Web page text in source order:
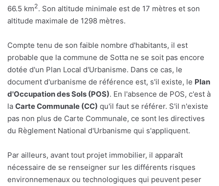
66.5 km2. Son altitude minimale est de 17 mètres et son
altitude maximale de 1298 mètres.
Compte tenu de son faible nombre d'habitants, il est
probable que la commune de Sotta ne se soit pas encore
dotée d'un Plan Local d'Urbanisme. Dans ce cas, le
document d'urbanisme de référence est, s'il existe, le Plan
d'Occupation des Sols (POS). En l'absence de POS, c'est à
la Carte Communale (CC) qu'il faut se référer. S'il n'existe
pas non plus de Carte Communale, ce sont les directives
du Règlement National d'Urbanisme qui s'appliquent.
Par ailleurs, avant tout projet immobilier, il apparaît
nécessaire de se renseigner sur les différents risques
environnemenaux ou technologiques qui peuvent peser